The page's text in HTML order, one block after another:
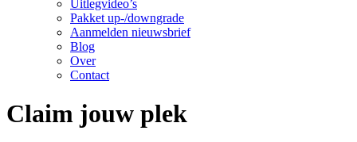
Uitlegvideo’s
Pakket up-/downgrade
Aanmelden nieuwsbrief
Blog
Over
Contact
Claim jouw plek